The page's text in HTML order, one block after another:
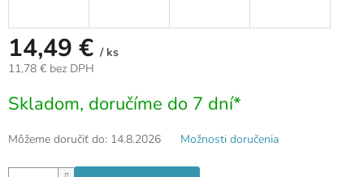
14,49 € / ks
11,78 € bez DPH
cena:
Skladom, doručíme do 7 dní*
Môžeme doručiť do: 14.8.2026 Možnosti doručenia